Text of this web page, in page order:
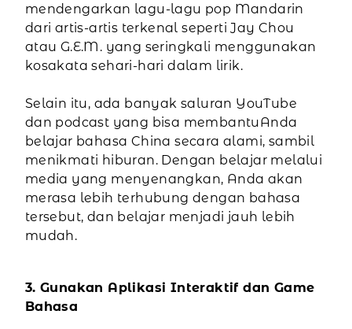
mendengarkan lagu-lagu pop Mandarin
dari artis-artis terkenal seperti Jay Chou
atau G.E.M. yang seringkali menggunakan
kosakata sehari-hari dalam lirik.
Selain itu, ada banyak saluran YouTube
dan podcast yang bisa membantuAnda
belajar bahasa China secara alami, sambil
menikmati hiburan. Dengan belajar melalui
media yang menyenangkan, Anda akan
merasa lebih terhubung dengan bahasa
tersebut, dan belajar menjadi jauh lebih
mudah.
3. Gunakan Aplikasi Interaktif dan Game
Bahasa